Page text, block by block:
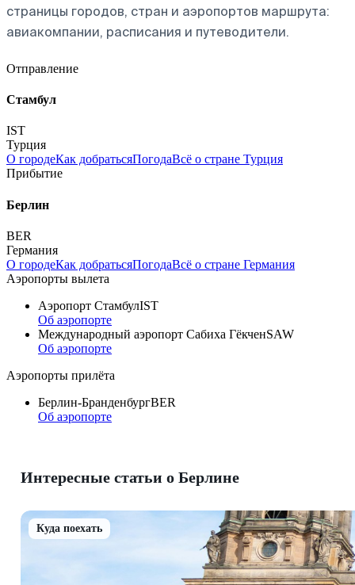
страницы городов, стран и аэропортов маршрута:
авиакомпании, расписания и путеводители.
Отправление
Стамбул
IST
Турция
О городеКак добратьсяПогодаВсё о стране Турция
Прибытие
Берлин
BER
Германия
О городеКак добратьсяПогодаВсё о стране Германия
Аэропорты вылета
Аэропорт СтамбулIST
Об аэропорте
Международный аэропорт Сабиха ГёкченSAW
Об аэропорте
Аэропорты прилёта
Берлин-БранденбургBER
Об аэропорте
Интересные статьи о Берлине
Куда поехать